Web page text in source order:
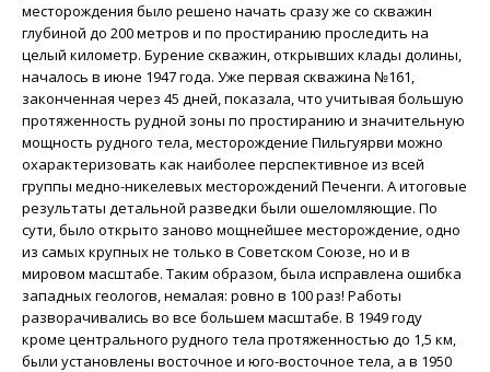
месторождения было решено начать сразу же со скважин
глубиной до 200 метров и по простиранию проследить на
целый километр. Бурение скважин, открывших клады долины,
началось в июне 1947 года. Уже первая скважина №161,
законченная через 45 дней, показала, что учитывая большую
протяженность рудной зоны по простиранию и значительную
мощность рудного тела, месторождение Пильгуярви можно
охарактеризовать как наиболее перспективное из всей
группы медно-никелевых месторождений Печенги. А итоговые
результаты детальной разведки были ошеломляющие. По
сути, было открыто заново мощнейшее месторождение, одно
из самых крупных не только в Советском Союзе, но и в
мировом масштабе. Таким образом, была исправлена ошибка
западных геологов, немалая: ровно в 100 раз! Работы
разворачивались во все большем масштабе. В 1949 году
кроме центрального рудного тела протяженностью до 1,5 км,
были установлены восточное и юго-восточное тела, а в 1950